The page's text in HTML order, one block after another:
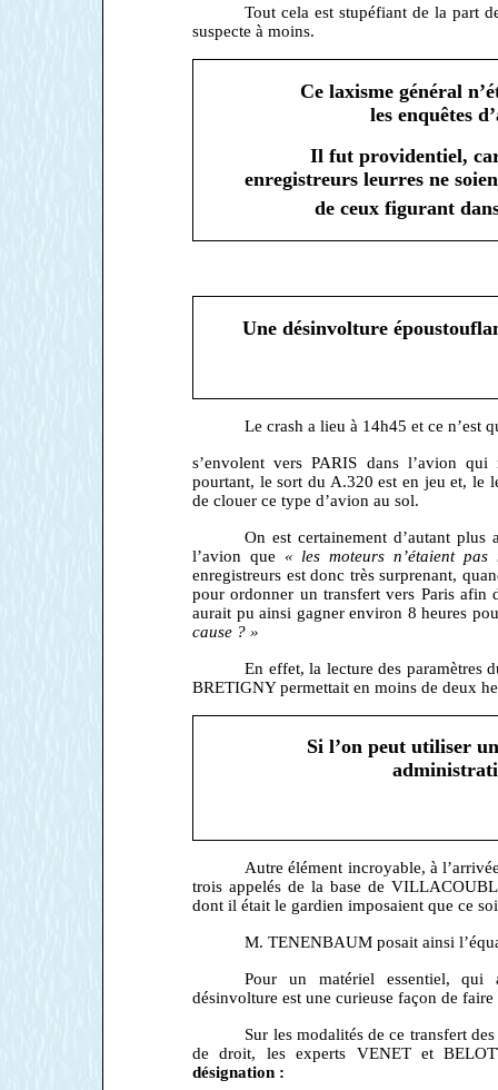
Tout cela est stupéfiant de la part
suspecte à moins.
Ce laxisme général
les enquêtes
Il fut providentiel,
enregistreurs leurres ne
de ceux figurant
Une désinvolture
Le crash a lieu à 14h45 et ce n’est
s’envolent vers PARIS dans l’avion
pourtant, le sort du A.320 est en jeu et, le
de clouer ce type d’avion au sol.
On est certainement d’autant
l’avion que « les moteurs n’étaient pas
enregistreurs est donc très surprenant,
pour ordonner un transfert vers Paris afin
aurait pu ainsi gagner environ 8 heures
cause ? »
En effet, la lecture des paramètres
BRETIGNY permettait en moins de deux
Si l’on peut utiliser
Autre élément incroyable, à
trois appelés de la base de
dont il était le gardien imposaient que ce
M. TENENBAUM posait ainsi
Pour un matériel essentiel, qui
désinvolture est une curieuse façon de faire
Sur les modalités de ce transfert
de droit, les experts VENET et
désignation :